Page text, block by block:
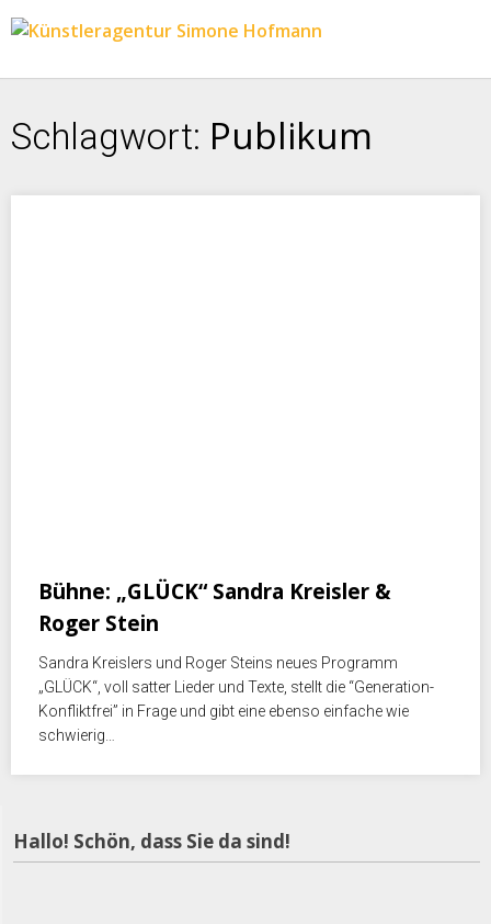
Schlagwort: Publikum
Bühne: „GLÜCK“ Sandra Kreisler &
Roger Stein
Sandra Kreislers und Roger Steins neues Programm
„GLÜCK“, voll satter Lieder und Texte, stellt die “Generation-
Konfliktfrei” in Frage und gibt eine ebenso einfache wie
schwierig…
Hallo! Schön, dass Sie da sind!